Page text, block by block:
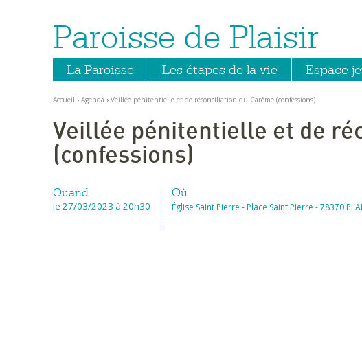
Aller
contenu.
la
Outils
personnels
Paroisse de Plaisir
La Paroisse Les étapes de la vie Espace
Accueil › Agenda › Veillée pénitentielle et de réconciliation du Carême (confessions)
Veillée pénitentielle et de
(confessions)
Quand
le 27/03/2023 à 20h30
Où
Église Saint Pierre - Place Saint Pierre - 78370